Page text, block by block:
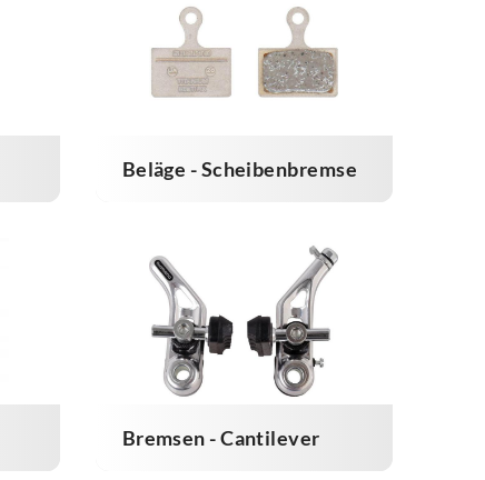
Beläge - Scheibenbremse
Bremsen - Cantilever